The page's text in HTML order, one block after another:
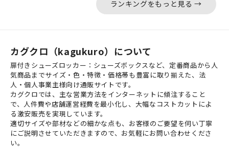
ランキングをもっと見る →
カグクロ（kagukuro）について
扉付きシューズロッカー：シューズボックスなど、定番商品から人
気商品までサイズ・色・特徴・価格帯も豊富に取り揃えた、法
人・個人事業主様向け通販サイトです。
カグクロでは、主な営業方法をインターネットに傾注すること
で、人件費や店舗運営経費を最小化し、大幅なコストカットによ
る激安販売を実現しています。
適切サイズや部材などの細かな点も、お客様のご要望を伺い丁寧
にご説明させていただきますので、お気軽にお問い合わせくださ
い。